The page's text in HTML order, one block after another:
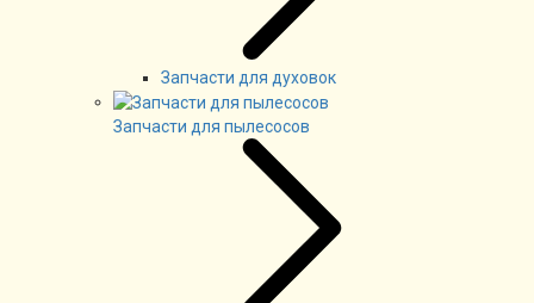
Запчасти для духовок
Запчасти для пылесосов